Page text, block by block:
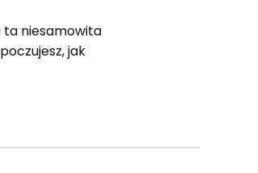
ta niesamowita
jak